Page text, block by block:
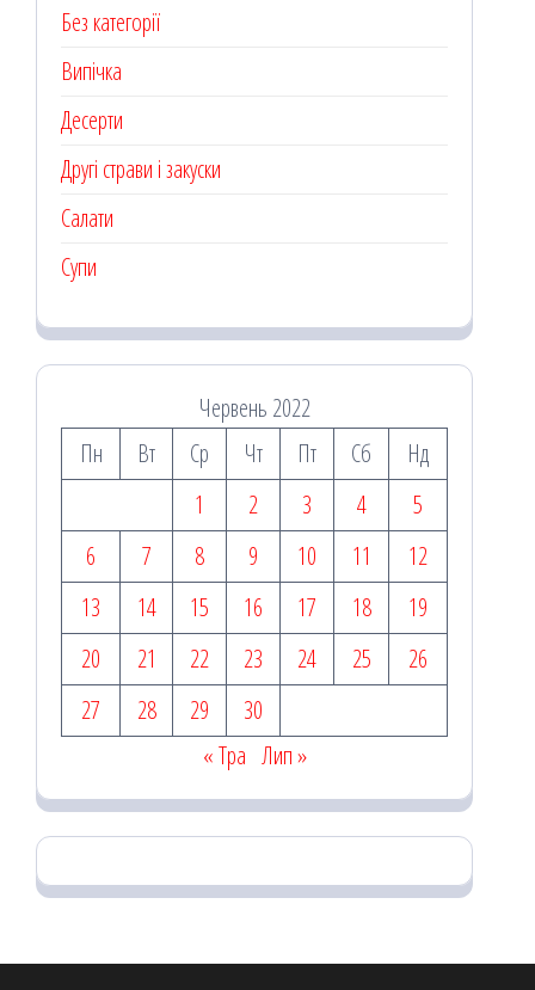
Без категорії
Випічка
Десерти
Другі страви і закуски
Салати
Супи
Червень 2022
Пн
Вт Ср Чт Пт Сб
Нд
1
2 3 4
5
6
7 8 9 10 11
12
13
14 15 16 17 18
19
20
21 22 23 24 25
26
27
28 29
30
« Тра Лип »